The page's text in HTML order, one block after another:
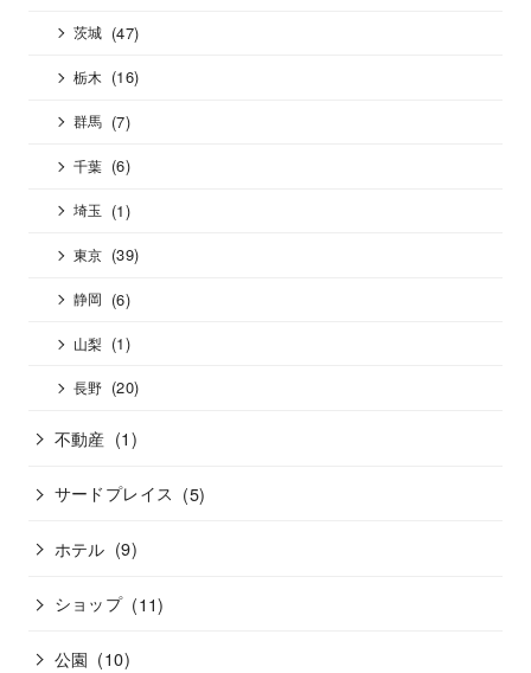
茨城 (47)
栃木 (16)
群馬 (7)
千葉 (6)
埼玉 (1)
東京 (39)
静岡 (6)
山梨 (1)
長野 (20)
不動産 (1)
サードプレイス (5)
ホテル (9)
ショップ (11)
公園 (10)